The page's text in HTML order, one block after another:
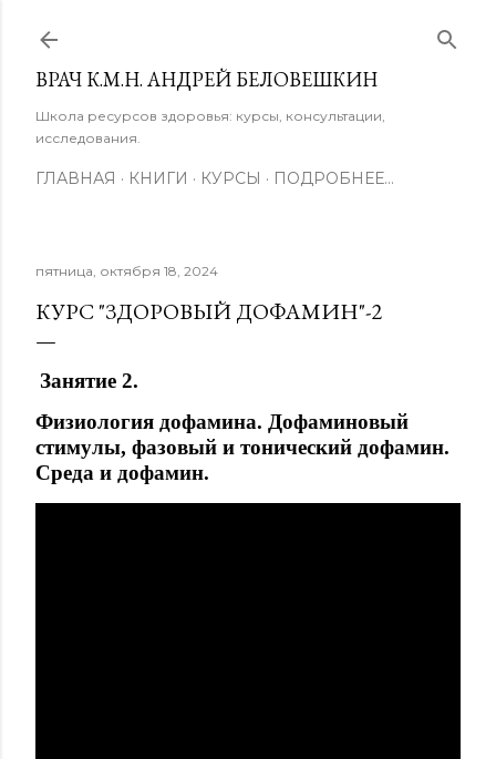
ВРАЧ К.М.Н. АНДРЕЙ БЕЛОВЕШКИН
Школа ресурсов здоровья: курсы, консультации,
исследования.
ГЛАВНАЯ КНИГИ КУРСЫ ПОДРОБНЕЕ…
пятница, октября 18, 2024
КУРС "ЗДОРОВЫЙ ДОФАМИН"-2
Занятие 2.
Физиология дофамина. Дофаминовый
стимулы, фазовый и тонический дофамин.
Среда и дофамин.